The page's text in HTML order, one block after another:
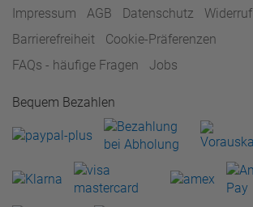
Impressum
AGB Datenschutz
Widerruf
Barrierefreiheit
Cookie-Präferenzen
FAQs - häufige Fragen
Jobs
Bequem Bezahlen